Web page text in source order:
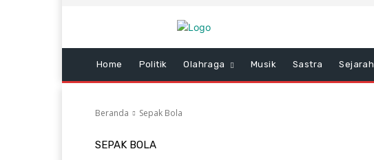
Home Politik Olahraga Musik Sastra Sejarah
Beranda Sepak Bola
SEPAK BOLA